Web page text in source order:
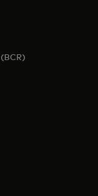
tab
new tab
tab